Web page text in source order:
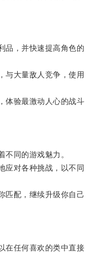
品，并快速提高角色的
与大量敌人竞争，使用
体验最激动人心的战斗
不同的游戏魅力。
应对各种挑战，以不同
匹配，继续升级你自己
在任何喜欢的类中直接